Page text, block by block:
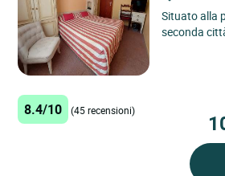
Situato alla
seconda
8.4/10 (45 recensioni)